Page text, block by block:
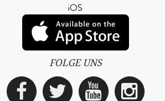
iOS
FOLGE UNS
Facebook
Twitter